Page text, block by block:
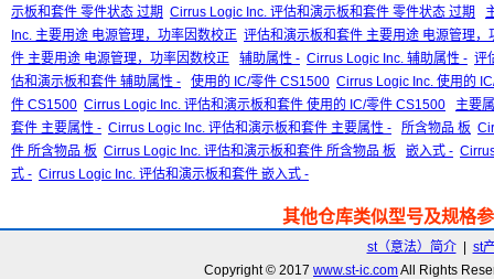
示板和套件 零件状态 过期 Cirrus Logic Inc. 评估和演示板和套件 零件状态 过期
Inc. 主要用途 电源管理，功率因数校正 评估和演示板和套件 主要用途 电源管理，
件 主要用途 电源管理，功率因数校正
辅助属性 - Cirrus Logic Inc. 辅助属性 - 评
估和演示板和套件 辅助属性 -
使用的 IC/零件 CS1500 Cirrus Logic Inc. 使用的
件 CS1500 Cirrus Logic Inc. 评估和演示板和套件 使用的 IC/零件 CS1500
主要
套件 主要属性 - Cirrus Logic Inc. 评估和演示板和套件 主要属性 - 所含物品 板
件 所含物品 板 Cirrus Logic Inc. 评估和演示板和套件 所含物品 板 嵌入式 -
式 - Cirrus Logic Inc. 评估和演示板和套件 嵌入式 -
其他仓库类似型号及规格
st（意法）简介| st
Copyright © 2017 www.st-ic.comAll Rights